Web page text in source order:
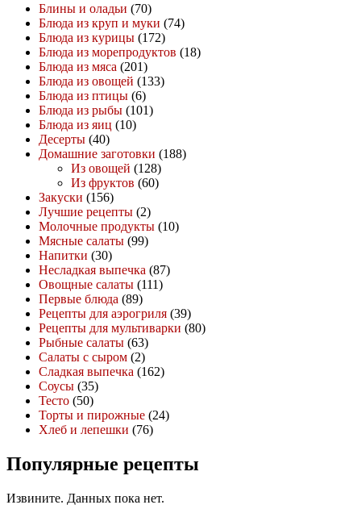
Блины и оладьи (70)
Блюда из круп и муки (74)
Блюда из курицы (172)
Блюда из морепродуктов (18)
Блюда из мяса (201)
Блюда из овощей (133)
Блюда из птицы (6)
Блюда из рыбы (101)
Блюда из яиц (10)
Десерты (40)
Домашние заготовки (188)
Из овощей (128)
Из фруктов (60)
Закуски (156)
Лучшие рецепты (2)
Молочные продукты (10)
Мясные салаты (99)
Напитки (30)
Несладкая выпечка (87)
Овощные салаты (111)
Первые блюда (89)
Рецепты для аэрогриля (39)
Рецепты для мультиварки (80)
Рыбные салаты (63)
Салаты с сыром (2)
Сладкая выпечка (162)
Соусы (35)
Тесто (50)
Торты и пирожные (24)
Хлеб и лепешки (76)
Популярные рецепты
Извините. Данных пока нет.